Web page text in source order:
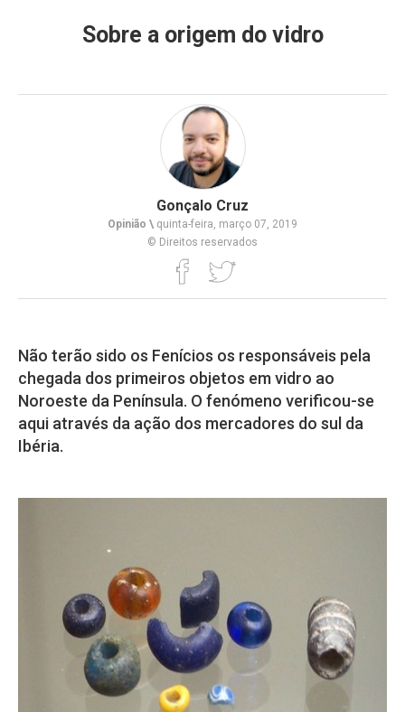
Sobre a origem do vidro
Gonçalo Cruz
Opinião \ quinta-feira, março 07, 2019
© Direitos reservados
Não terão sido os Fenícios os responsáveis pela
chegada dos primeiros objetos em vidro ao
Noroeste da Península. O fenómeno verificou-se
aqui através da ação dos mercadores do sul da
Ibéria.